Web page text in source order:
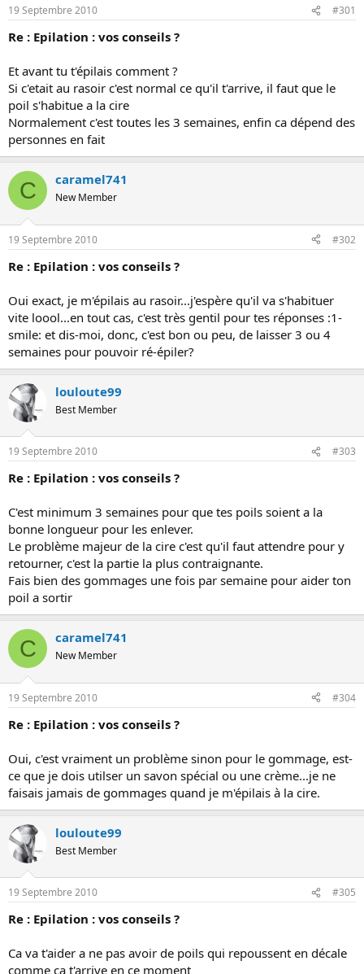
19 Septembre 2010 #301
Re : Epilation : vos conseils ?
Et avant tu t'épilais comment ?
Si c'etait au rasoir c'est normal ce qu'il t'arrive, il faut que le
poil s'habitue a la cire
Normalement c'est toutes les 3 semaines, enfin ca dépend des
personnes en fait
C caramel741
New Member
19 Septembre 2010 #302
Re : Epilation : vos conseils ?
Oui exact, je m'épilais au rasoir...j'espère qu'il va s'habituer
vite loool...en tout cas, c'est très gentil pour tes réponses :1-
smile: et dis-moi, donc, c'est bon ou peu, de laisser 3 ou 4
semaines pour pouvoir ré-épiler?
louloute99
Best Member
19 Septembre 2010 #303
Re : Epilation : vos conseils ?
C'est minimum 3 semaines pour que tes poils soient a la
bonne longueur pour les enlever.
Le problème majeur de la cire c'est qu'il faut attendre pour y
retourner, c'est la partie la plus contraignante.
Fais bien des gommages une fois par semaine pour aider ton
poil a sortir
C caramel741
New Member
19 Septembre 2010 #304
Re : Epilation : vos conseils ?
Oui, c'est vraiment un problème sinon pour le gommage, est-
ce que je dois utilser un savon spécial ou une crème...je ne
faisais jamais de gommages quand je m'épilais à la cire.
louloute99
Best Member
19 Septembre 2010 #305
Re : Epilation : vos conseils ?
Ca va t'aider a ne pas avoir de poils qui repoussent en décale
comme ca t'arrive en ce moment